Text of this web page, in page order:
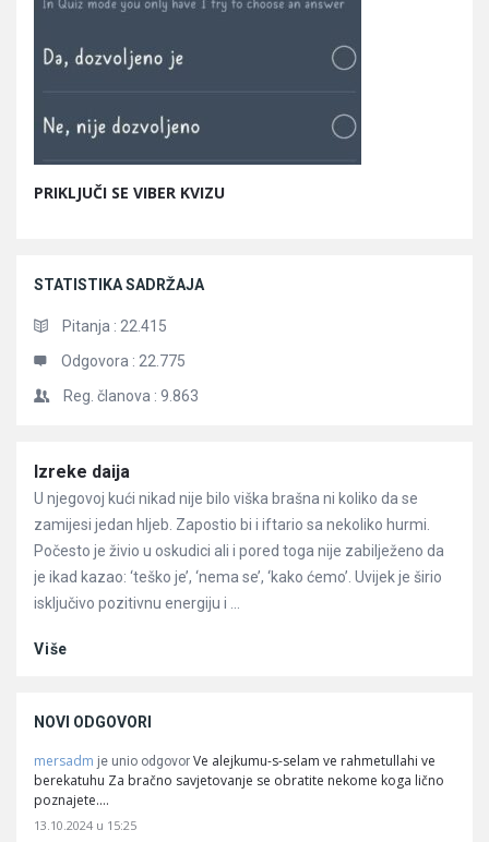
PRIKLJUČI SE VIBER KVIZU
STATISTIKA SADRŽAJA
Pitanja : 22.415
Odgovora : 22.775
Reg. članova : 9.863
Članci
Izreke daija
U njegovoj kući nikad nije bilo viška brašna ni koliko da se
zamijesi jedan hljeb. Zapostio bi i iftario sa nekoliko hurmi.
Počesto je živio u oskudici ali i pored toga nije zabilježeno da
je ikad kazao: ‘teško je’, ‘nema se’, ‘kako ćemo’. Uvijek je širio
isključivo pozitivnu energiju i ...
Više
NOVI ODGOVORI
mersadm je unio odgovor Ve alejkumu-s-selam ve rahmetullahi ve
berekatuhu Za bračno savjetovanje se obratite nekome koga lično
poznajete.…
13.10.2024 u 15:25